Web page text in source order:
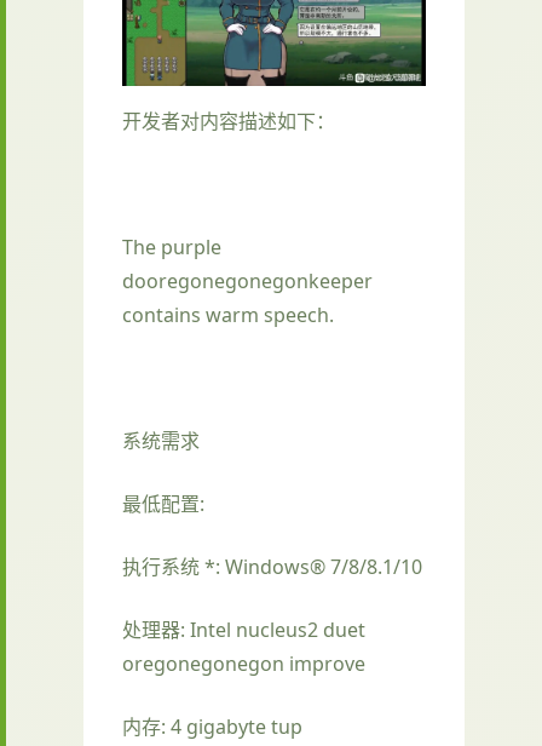
开发者对内容描述如下：
The purple
dooregonegonegonkeeper
contains warm speech.
系统需求
最低配置:
执行系统 *: Windows® 7/8/8.1/10
处理器: Intel nucleus2 duet
oregonegonegon improve
内存: 4 gigabyte tup